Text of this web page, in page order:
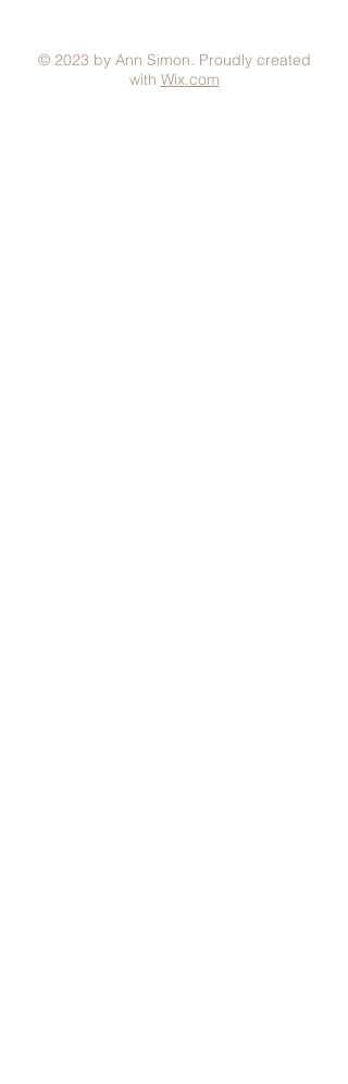
© 2023 by Ann Simon. Proudly created
with Wix.com